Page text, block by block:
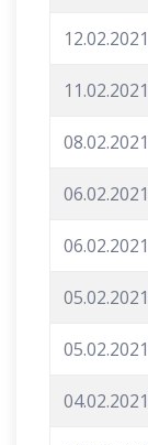
12.02.2021
11.02.2021
08.02.2021
06.02.2021
06.02.2021
05.02.2021
05.02.2021
04.02.2021